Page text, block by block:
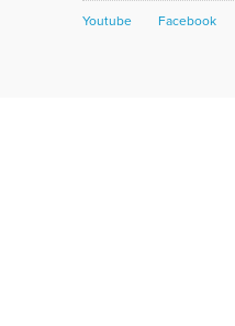
Youtube Facebook